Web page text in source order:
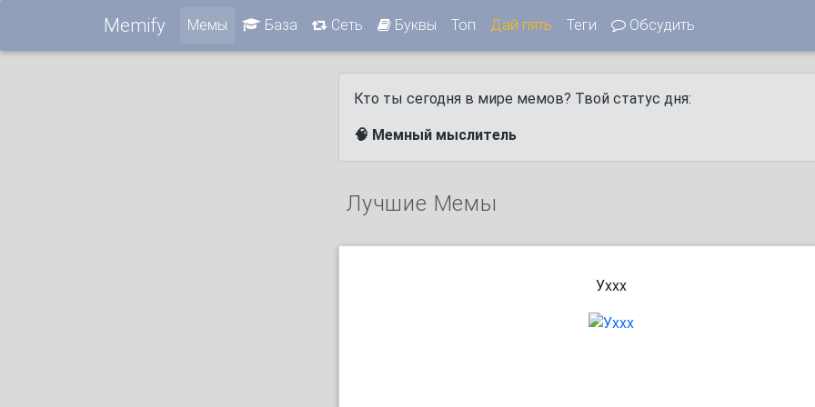
Memify Мемы База Сеть Буквы Топ Дай пять Теги Обсудить
Кто ты сегодня в мире мемов? Твой статус дня:
🧠 Мемный мыслитель
Лучшие Мемы
Уххх